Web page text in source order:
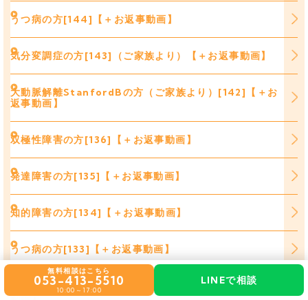
うつ病の方[144]【＋お返事動画】
気分変調症の方[143]（ご家族より）【＋お返事動画】
大動脈解離StanfordBの方（ご家族より）[142]【＋お
返事動画】
双極性障害の方[136]【＋お返事動画】
発達障害の方[135]【＋お返事動画】
知的障害の方[134]【＋お返事動画】
うつ病の方[133]【＋お返事動画】
知的障害 発達障害の方（ご家族より）[132]【＋お返事
動画】
無料相談はこちら
053-413-5510
10:00～17:00
LINEで相談